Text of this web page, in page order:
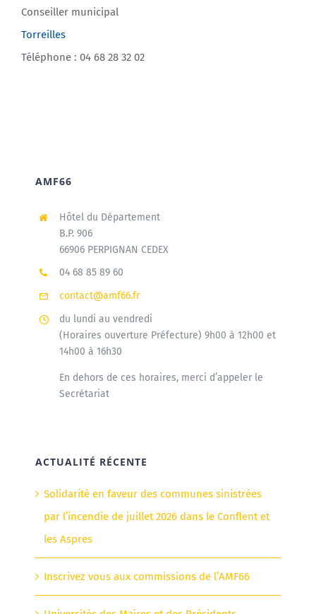
Conseiller municipal
Torreilles
Téléphone : 04 68 28 32 02
AMF66
Hôtel du Département
B.P. 906
66906 PERPIGNAN CEDEX
04 68 85 89 60
contact@amf66.fr
du lundi au vendredi
(Horaires ouverture Préfecture) 9h00 à 12h00 et
14h00 à 16h30
En dehors de ces horaires, merci d’appeler le
Secrétariat
ACTUALITÉ RÉCENTE
Solidarité en faveur des communes sinistrées
par l’incendie de juillet 2026 dans le Conflent et
les Aspres
Inscrivez vous aux commissions de l’AMF66